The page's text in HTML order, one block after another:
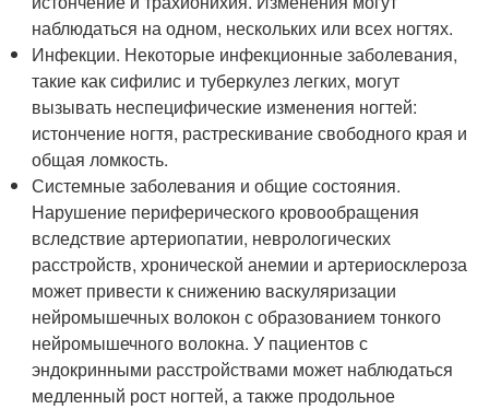
наблюдаться на одном, нескольких или всех ногтях.
Инфекции. Некоторые инфекционные заболевания,
такие как сифилис и туберкулез легких, могут
вызывать неспецифические изменения ногтей:
истончение ногтя, растрескивание свободного края и
общая ломкость.
Системные заболевания и общие состояния.
Нарушение периферического кровообращения
вследствие артериопатии, неврологических
расстройств, хронической анемии и артериосклероза
может привести к снижению васкуляризации
нейромышечных волокон с образованием тонкого
нейромышечного волокна. У пациентов с
эндокринными расстройствами может наблюдаться
медленный рост ногтей, а также продольное